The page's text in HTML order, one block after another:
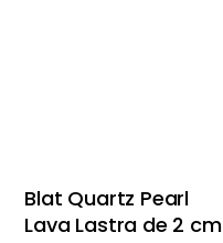
Blat Quartz Pearl
Lava Lastra de 2 cm